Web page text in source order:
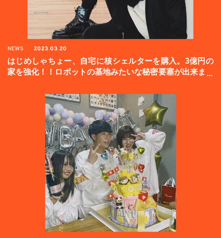
NEWS 2023.03.20
はじめしゃちょー、自宅に核シェルターを購入。3億円の
家を強化！！ロボットの基地みたいな秘密要塞が出来まし